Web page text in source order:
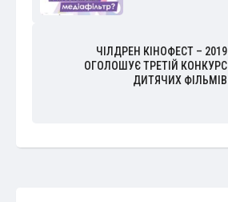
ЧІЛДРЕН КІНОФЕСТ – 2019
ОГОЛОШУЄ ТРЕТІЙ КОНКУРС
ДИТЯЧИХ ФІЛЬМІВ